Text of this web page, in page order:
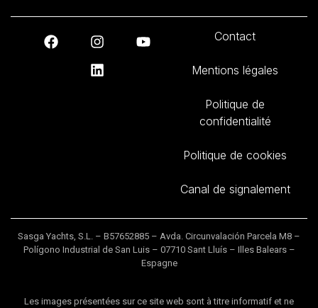
Contact
Mentions légales
Politique de
confidentialité
Politique de cookies
Canal de signalement
Sasga Yachts, S.L. – B57652885 – Avda. Circunvalación Parcela M8 –
Polígono Industrial de San Luis – 07710 Sant Lluís – Illes Balears –
Espagne
Les images présentées sur ce site web sont à titre informatif et ne